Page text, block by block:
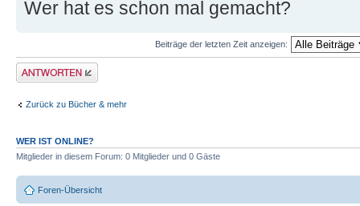
Wer hat es schon mal gemacht?
Beiträge der letzten Zeit anzeigen:
Antwort erstellen
Zurück zu Bücher & mehr
WER IST ONLINE?
Mitglieder in diesem Forum: 0 Mitglieder und 0 Gäste
Foren-Übersicht